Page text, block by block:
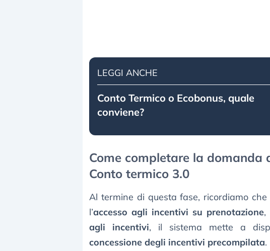
LEGGI ANCHE
Conto Termico o Ecobonus, quale
conviene?
Come completare la domanda
Conto termico 3.0
Al termine di questa fase, ricordiamo
l’accesso agli incentivi su prenotazione,
agli incentivi, il sistema mette a
concessione degli incentivi precompilata.